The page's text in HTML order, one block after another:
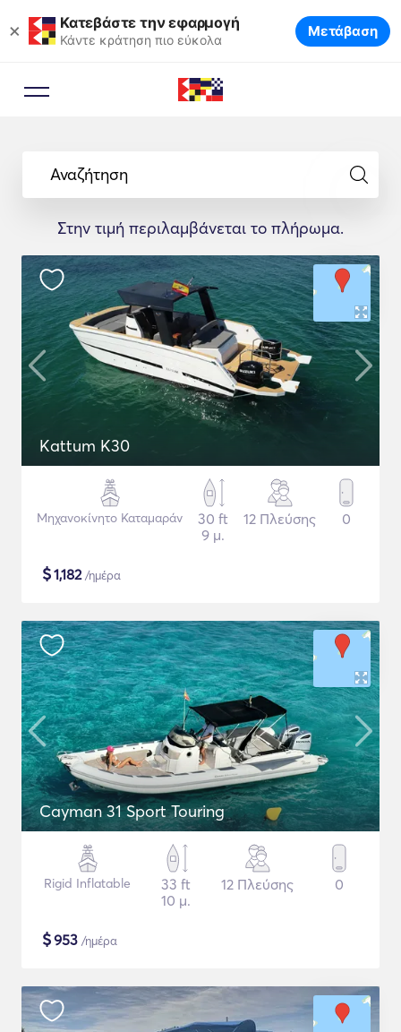
× Κατεβάστε την εφαρμογή
Κάντε κράτηση πιο εύκολα Μετάβαση
Αναζήτηση
Στην τιμή περιλαμβάνεται το πλήρωμα.
Kattum K30
Μηχανοκίνητο Καταμαράν
30 ft
9 μ.
12 Πλεύσης 0
$1,182/ημέρα
Cayman 31 Sport Touring
Rigid Inflatable
33 ft
10 μ.
12 Πλεύσης 0
$953 /ημέρα